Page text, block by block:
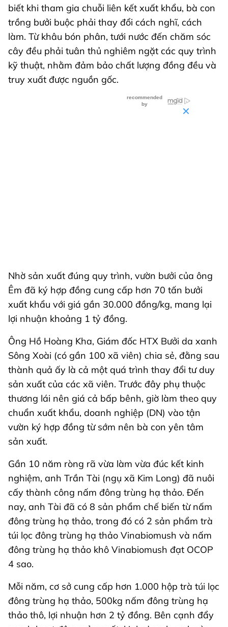
biết khi tham gia chuỗi liên kết xuất khẩu, bà con
trồng bưởi buộc phải thay đổi cách nghĩ, cách
làm. Từ khâu bón phân, tưới nước đến chăm sóc
cây đều phải tuân thủ nghiêm ngặt các quy trình
kỹ thuật, nhằm đảm bảo chất lượng đồng đều và
truy xuất được nguồn gốc.
Nhờ sản xuất đúng quy trình, vườn bưởi của ông
Êm đã ký hợp đồng cung cấp hơn 70 tấn bưởi
xuất khẩu với giá gần 30.000 đồng/kg, mang lại
lợi nhuận khoảng 1 tỷ đồng.
Ông Hồ Hoàng Kha, Giám đốc HTX Bưởi da xanh
Sông Xoài (có gần 100 xã viên) chia sẻ, đằng sau
thành quả ấy là cả một quá trình thay đổi tư duy
sản xuất của các xã viên. Trước đây phụ thuộc
thương lái nên giá cả bấp bênh, giờ làm theo quy
chuẩn xuất khẩu, doanh nghiệp (DN) vào tận
vườn ký hợp đồng từ sớm nên bà con yên tâm
sản xuất.
Gần 10 năm ròng rã vừa làm vừa đúc kết kinh
nghiệm, anh Trần Tài (ngụ xã Kim Long) đã nuôi
cấy thành công nấm đông trùng hạ thảo. Đến
nay, anh Tài đã có 8 sản phẩm chế biến từ nấm
đông trùng hạ thảo, trong đó có 2 sản phẩm trà
túi lọc đông trùng hạ thảo Vinabiomush và nấm
đông trùng hạ thảo khô Vinabiomush đạt OCOP
4 sao.
Mỗi năm, cơ sở cung cấp hơn 1.000 hộp trà túi lọc
đông trùng hạ thảo, 500kg nấm đông trùng hạ
thảo thô, lợi nhuận hơn 2 tỷ đồng. Bên cạnh đẩy